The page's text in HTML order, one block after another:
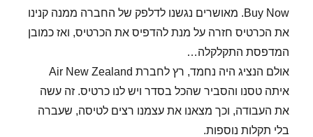
Buy Now. מאושרים נגשנו לדלפק של החברה ממנה קנינו
את הכרטיס חזרה על מנת להדפיס את הכרטיס, ואז כמובן
המדפסת התקלקלה…
אולם הנציג היה נחמד, רץ לחברת Air New Zealand
איתה טסנו והסביר שהכל בסדר ויש לנו כרטיס. זה עשה
את העבודה, וכך מצאנו את עצמנו רצים לטיסה, שעברה
בלי תקלות נוספות.